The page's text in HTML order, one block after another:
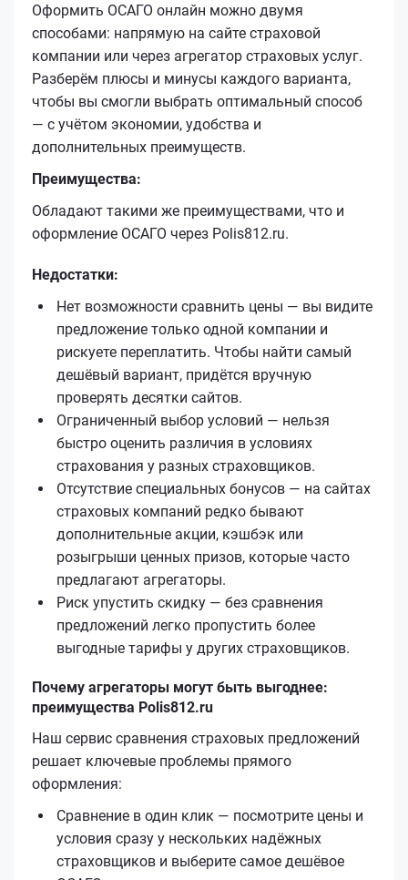
Оформить ОСАГО онлайн можно двумя
способами: напрямую на сайте страховой
компании или через агрегатор страховых услуг.
Разберём плюсы и минусы каждого варианта,
чтобы вы смогли выбрать оптимальный способ
— с учётом экономии, удобства и
дополнительных преимуществ.
Преимущества:
Обладают такими же преимуществами, что и
оформление ОСАГО через Polis812.ru.
Недостатки:
Нет возможности сравнить цены — вы видите
предложение только одной компании и
рискуете переплатить. Чтобы найти самый
дешёвый вариант, придётся вручную
проверять десятки сайтов.
Ограниченный выбор условий — нельзя
быстро оценить различия в условиях
страхования у разных страховщиков.
Отсутствие специальных бонусов — на сайтах
страховых компаний редко бывают
дополнительные акции, кэшбэк или
розыгрыши ценных призов, которые часто
предлагают агрегаторы.
Риск упустить скидку — без сравнения
предложений легко пропустить более
выгодные тарифы у других страховщиков.
Почему агрегаторы могут быть выгоднее:
преимущества Polis812.ru
Наш сервис сравнения страховых предложений
решает ключевые проблемы прямого
оформления:
Сравнение в один клик — посмотрите цены и
условия сразу у нескольких надёжных
страховщиков и выберите самое дешёвое